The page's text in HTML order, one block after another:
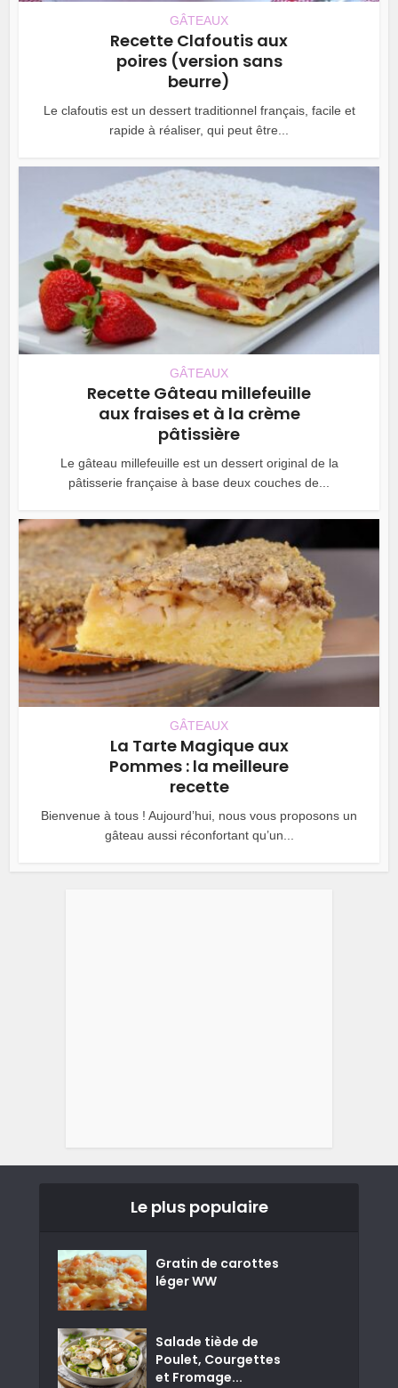
GÂTEAUX
Recette Clafoutis aux
poires (version sans
beurre)
Le clafoutis est un dessert traditionnel français, facile et
rapide à réaliser, qui peut être...
GÂTEAUX
Recette Gâteau millefeuille
aux fraises et à la crème
pâtissière
Le gâteau millefeuille est un dessert original de la
pâtisserie française à base deux couches de...
GÂTEAUX
La Tarte Magique aux
Pommes : la meilleure
recette
Bienvenue à tous ! Aujourd’hui, nous vous proposons un
gâteau aussi réconfortant qu’un...
Le plus populaire
Gratin de carottes
léger WW
Salade tiède de
Poulet, Courgettes
et Fromage...